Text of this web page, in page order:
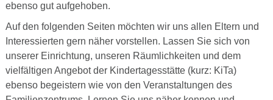
ebenso gut aufgehoben.
Auf den folgenden Seiten möchten wir uns allen Eltern und
Interessierten gern näher vorstellen. Lassen Sie sich von
unserer Einrichtung, unseren Räumlichkeiten und dem
vielfältigen Angebot der Kindertagesstätte (kurz: KiTa)
ebenso begeistern wie von den Veranstaltungen des